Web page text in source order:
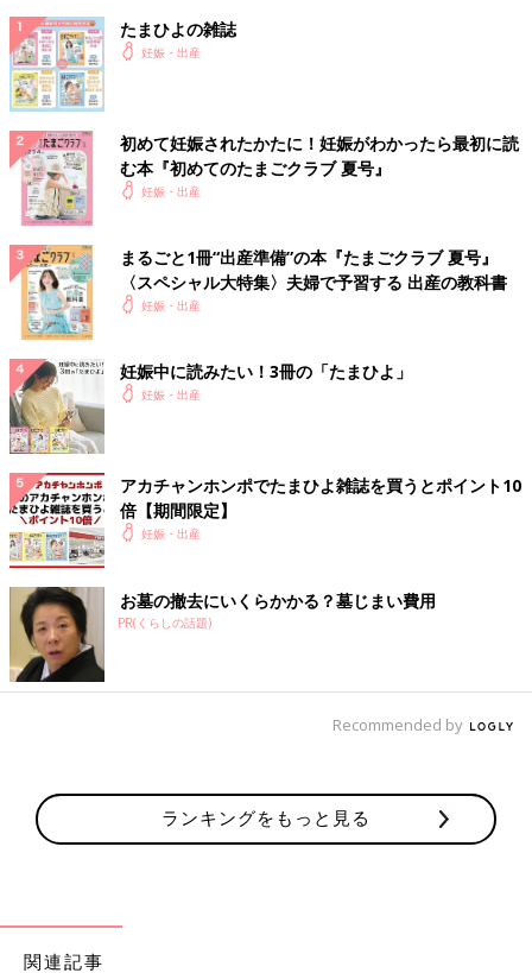
胞を培養して、赤ちゃんの染色体を調べます。約0.3％の確率で
流産につながる可能性があります。
検査を受ける時期と流れはどうなる？
検査は妊娠15〜16週ごろに行います。超音波断層法で赤ちゃん
の位置を確認しながら、おなかに針を刺し、羊水を約15〜20ml
採取します。羊水内に浮遊する赤ちゃん由来の細胞を培養して、
赤ちゃんの染色体異常について調べます。結果が出るまでには、
2週間ほどかかります。
検査を検討する前に必ず知っておいてほしいこと
症候群（21トリソミー）などの染色体疾患です。すべての病気や
異常を確定診断できるわけではないということも、知っておく必
高齢出産のママやおなかの赤ちゃんの障がいについて心配なママ
たまひよの雑誌
妊娠・出産
初めて妊娠されたかたに！妊娠がわかったら最初に読
む本『初めてのたまごクラブ 夏号』
妊娠・出産
まるごと1冊“出産準備”の本『たまごクラブ 夏号』
〈スペシャル大特集〉夫婦で予習する 出産の教科書
妊娠・出産
妊娠中に読みたい！3冊の「たまひよ」
妊娠・出産
アカチャンホンポでたまひよ雑誌を買うとポイント10
倍【期間限定】
妊娠・出産
お墓の撤去にいくらかかる？墓じまい費用
PR(くらしの話題)
Recommended by
ランキングをもっと見る
関連記事